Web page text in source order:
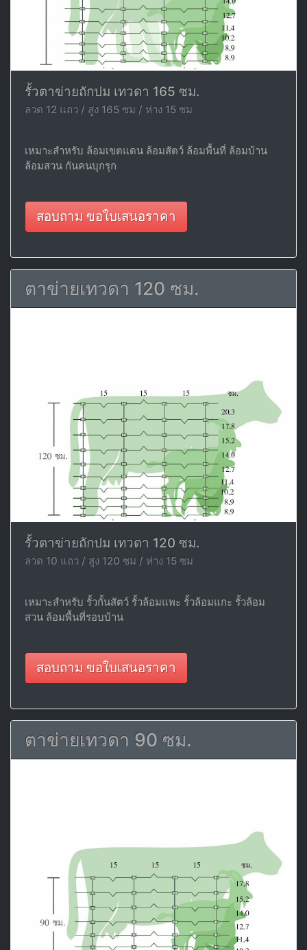
รั้วตาข่ายถักปม เทวดา 165 ซม.
ลวด 12 แถว / สูง 165 ซม / ห่าง 15 ซม
เหมาะสำหรับ ล้อมเขตแดน ล้อมสัตว์ ล้อมพื้นที่ ล้อมบ้าน
ล้อมสวน กันคนบุกรุก
สอบถาม ขอใบเสนอราคา
ตาข่ายเทวดา 120 ซม.
รั้วตาข่ายถักปม เทวดา 120 ซม.
ลวด 10 แถว / สูง 120 ซม / ห่าง 15 ซม
เหมาะสำหรับ รั้วกั้นสัตว์ รั้วล้อมแพะ รั้วล้อมแกะ รั้วล้อม
สวน ล้อมพื้นที่รอบบ้าน
สอบถาม ขอใบเสนอราคา
ตาข่ายเทวดา 90 ซม.